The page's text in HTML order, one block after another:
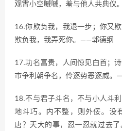
观霄小空嘁嘁，羞与他人共典仪
16.你欺负我，我退一步；你又
欺负我，我弄死你。——郭德纲
17.功名富贵，人间惊见白首；
巿争利朝争名，伶逐势恶逐威。
18.不与君子斗名，不与小人斗
地斗巧。内不整，则外佞。没
唐？天大的事，忍一忍就过去了